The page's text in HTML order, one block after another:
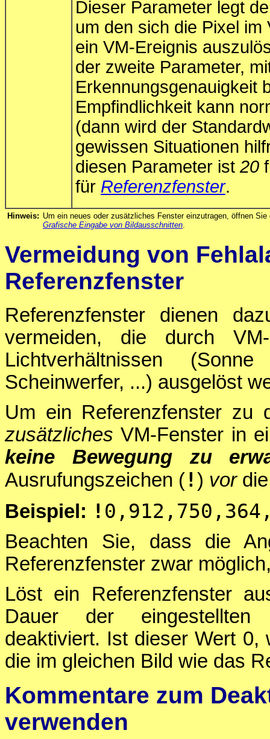
Dieser Parameter legt
um den sich die Pixel
ein VM-Ereignis
der zweite Parameter,
Erkennungsgenauigkeit
Empfindlichkeit kann
(dann wird der
gewissen Situationen
diesen Parameter ist 20
für Referenzfenster.
Hinweis: Um ein neues oder zusätzliches Fenster einzutragen, öffnen
Grafische Eingabe von Bildausschnitten.
Vermeidung von
Referenzfenster
Referenzfenster dienen
vermeiden, die durch
Lichtverhältnissen
Scheinwerfer, ...) ausgelöst
Um ein Referenzfenster zu
zusätzliches VM-Fenster in
keine Bewegung zu
Ausrufungszeichen (! ) vordie
Beispiel: !
Beachten Sie, dass die
Referenzfenster zwar
Löst ein Referenzfenster
Dauer der
deaktiviert. Ist dieser Wert 0,
die im gleichen Bild wie das
Kommentare zum
verwenden